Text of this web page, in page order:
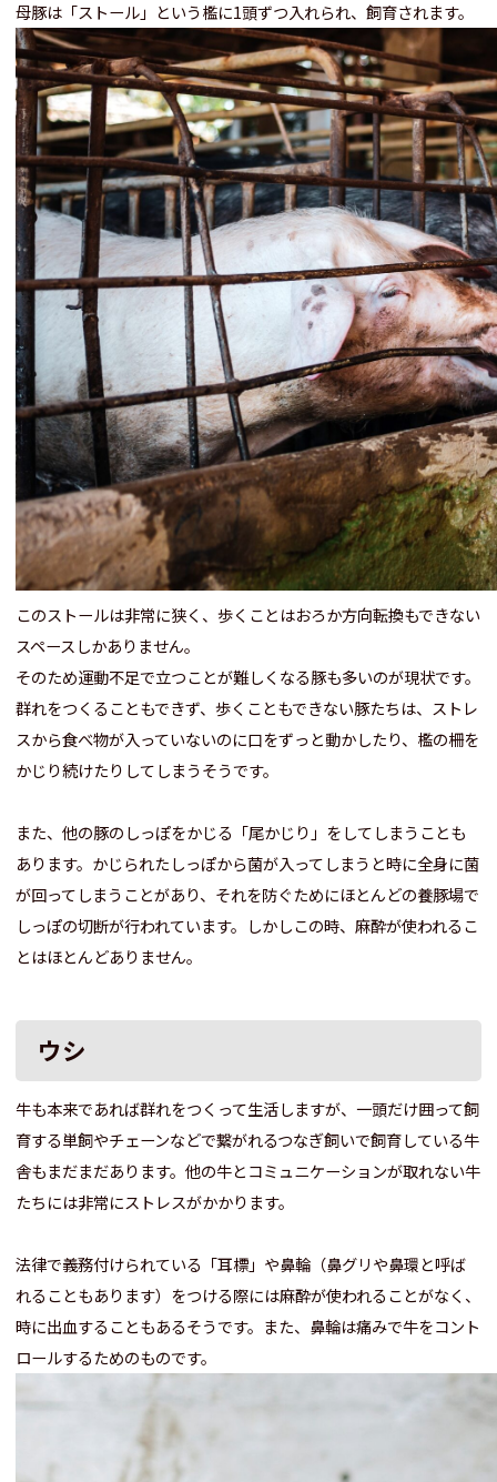
母豚は「ストール」という檻に1頭ずつ入れられ、飼育されます。
このストールは非常に狭く、歩くことはおろか方向転換もできない
スペースしかありません。
そのため運動不足で立つことが難しくなる豚も多いのが現状です。
群れをつくることもできず、歩くこともできない豚たちは、ストレ
スから食べ物が入っていないのに口をずっと動かしたり、檻の柵を
かじり続けたりしてしまうそうです。
また、他の豚のしっぽをかじる「尾かじり」をしてしまうことも
あります。かじられたしっぽから菌が入ってしまうと時に全身に菌
が回ってしまうことがあり、それを防ぐためにほとんどの養豚場で
しっぽの切断が行われています。しかしこの時、麻酔が使われるこ
とはほとんどありません。
ウシ
牛も本来であれば群れをつくって生活しますが、一頭だけ囲って飼
育する単飼やチェーンなどで繋がれるつなぎ飼いで飼育している牛
舎もまだまだあります。他の牛とコミュニケーションが取れない牛
たちには非常にストレスがかかります。
法律で義務付けられている「耳標」や鼻輪（鼻グリや鼻環と呼ば
れることもあります）をつける際には麻酔が使われることがなく、
時に出血することもあるそうです。また、鼻輪は痛みで牛をコント
ロールするためのものです。